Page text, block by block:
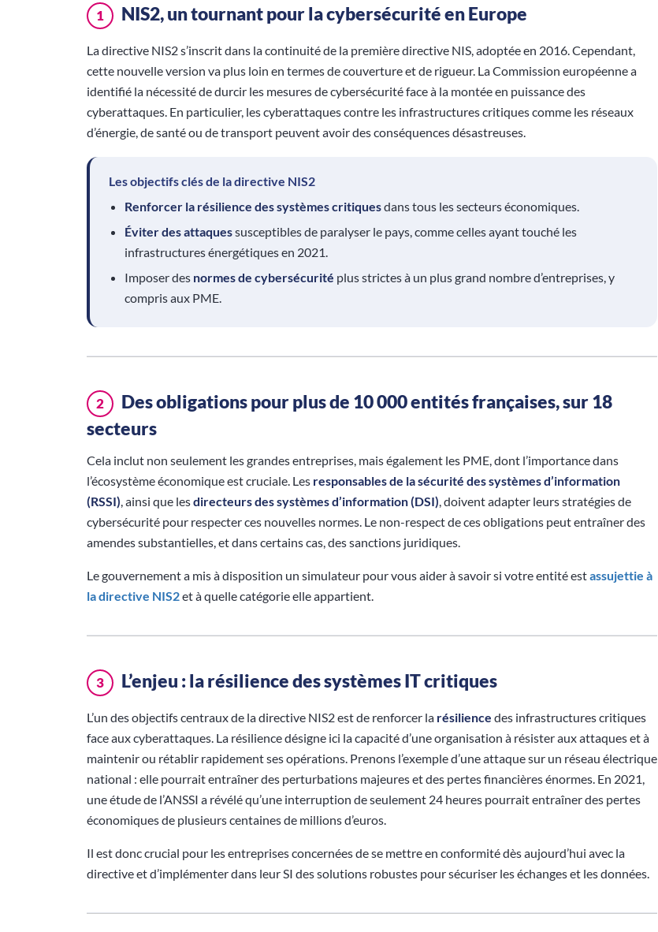
1 NIS2, un tournant pour la cybersécurité en Europe
La directive NIS2 s’inscrit dans la continuité de la première directive NIS, adoptée en 2016. Cependant,
cette nouvelle version va plus loin en termes de couverture et de rigueur. La Commission européenne a
identifié la nécessité de durcir les mesures de cybersécurité face à la montée en puissance des
cyberattaques. En particulier, les cyberattaques contre les infrastructures critiques comme les réseaux
d’énergie, de santé ou de transport peuvent avoir des conséquences désastreuses.
Les objectifs clés de la directive NIS2
Renforcer la résilience des systèmes critiquesdans tous les secteurs économiques.
Éviter des attaquessusceptibles de paralyser le pays, comme celles ayant touché les
infrastructures énergétiques en 2021.
Imposer des normes de cybersécurité plus strictes à un plus grand nombre d’entreprises, y
compris aux PME.
2
Des obligations pour plus de 10 000 entités françaises, sur 18
secteurs
Cela inclut non seulement les grandes entreprises, mais également les PME, dont l’importance dans
l’écosystème économique est cruciale. Les responsables de la sécurité des systèmes d’information
(RSSI) , ainsi que lesdirecteurs des systèmes d’information (DSI) , doivent adapter leurs stratégies de
cybersécurité pour respecter ces nouvelles normes. Le non-respect de ces obligations peut entraîner des
amendes substantielles, et dans certains cas, des sanctions juridiques.
Le gouvernement a mis à disposition un simulateur pour vous aider à savoir si votre entité estassujettie à
la directive NIS2et à quelle catégorie elle appartient.
3 L’enjeu : la résilience des systèmes IT critiques
L’un des objectifs centraux de la directive NIS2 est de renforcer la résilience des infrastructures critiques
face aux cyberattaques. La résilience désigne ici la capacité d’une organisation à résister aux attaques et à
maintenir ou rétablir rapidement ses opérations. Prenons l’exemple d’une attaque sur un réseau électrique
national : elle pourrait entraîner des perturbations majeures et des pertes financières énormes. En 2021,
une étude de l’ANSSI a révélé qu’une interruption de seulement 24 heures pourrait entraîner des pertes
économiques de plusieurs centaines de millions d’euros.
Il est donc crucial pour les entreprises concernées de se mettre en conformité dès aujourd’hui avec la
directive et d’implémenter dans leur SI des solutions robustes pour sécuriser les échanges et les données.